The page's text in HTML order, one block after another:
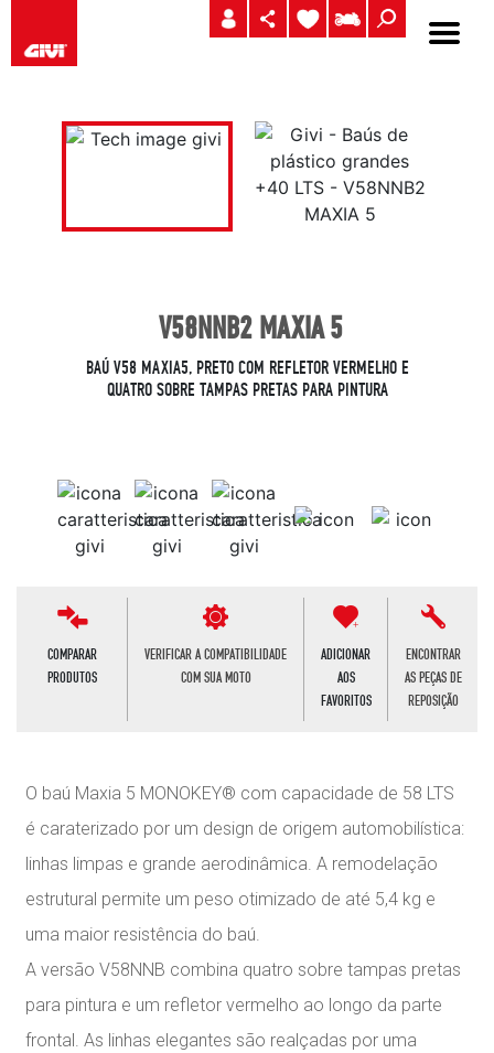
V58NNB2 MAXIA 5
BAÚ V58 MAXIA5, PRETO COM REFLETOR VERMELHO E
QUATRO SOBRE TAMPAS PRETAS PARA PINTURA
COMPARAR
PRODUTOS
VERIFICAR A COMPATIBILIDADE
COM SUA MOTO
ADICIONAR
AOS
FAVORITOS
ENCONTRAR
AS PEÇAS DE
REPOSIÇÃO
O baú Maxia 5 MONOKEY® com capacidade de 58 LTS
é caraterizado por um design de origem automobilística:
linhas limpas e grande aerodinâmica. A remodelação
estrutural permite um peso otimizado de até 5,4 kg e
uma maior resistência do baú.
A versão V58NNB combina quatro sobre tampas pretas
para pintura e um refletor vermelho ao longo da parte
frontal. As linhas elegantes são realçadas por uma